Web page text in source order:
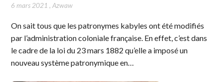
6 mars 2021 ,Azwaw
On sait tous que les patronymes kabyles ont été modifiés
par l’administration coloniale française. En effet, c’est dans
le cadre de la loi du 23 mars 1882 qu’elle a imposé un
nouveau système patronymique en…